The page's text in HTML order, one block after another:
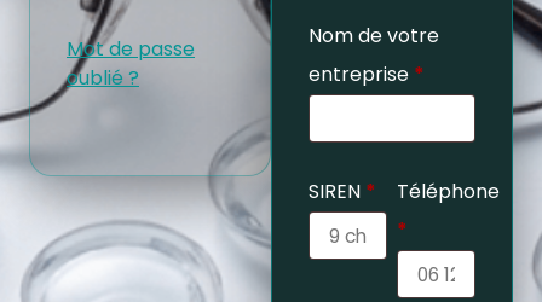
Mot de passe
oublié ?
Nom de votre
entreprise *
SIREN *
Téléphone
*